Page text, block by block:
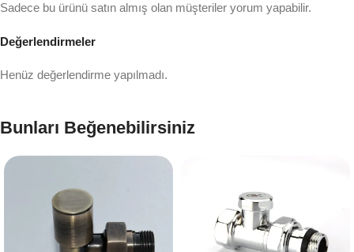
Değerlendirmeler
Henüz değerlendirme yapılmadı.
Sadece bu ürünü satın almış olan müşteriler yorum yapabilir.
Bunları Beğenebilirsiniz